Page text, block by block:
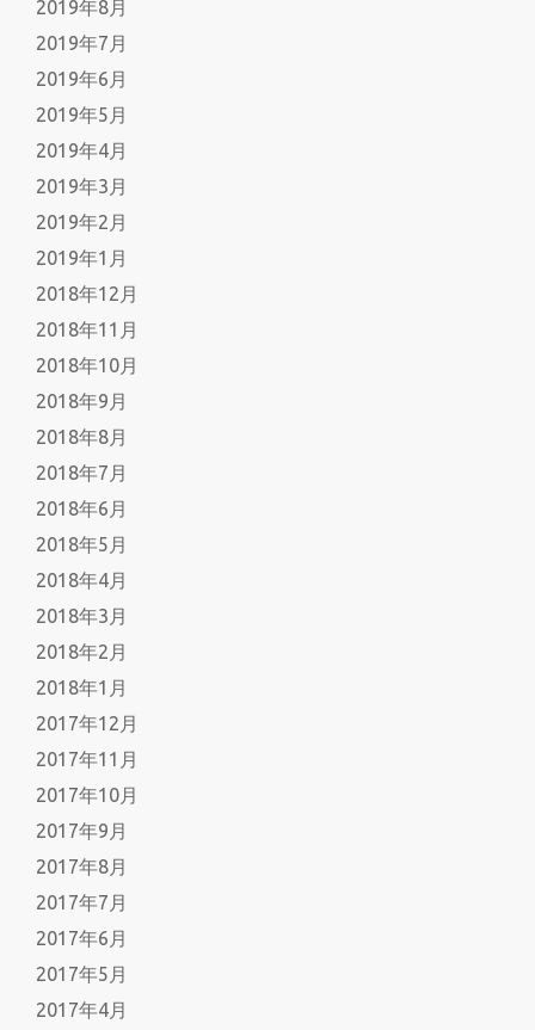
2019年8月
2019年7月
2019年6月
2019年5月
2019年4月
2019年3月
2019年2月
2019年1月
2018年12月
2018年11月
2018年10月
2018年9月
2018年8月
2018年7月
2018年6月
2018年5月
2018年4月
2018年3月
2018年2月
2018年1月
2017年12月
2017年11月
2017年10月
2017年9月
2017年8月
2017年7月
2017年6月
2017年5月
2017年4月